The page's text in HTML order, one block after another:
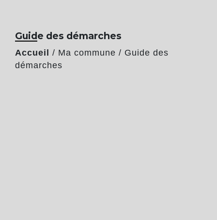
Guide des démarches
Accueil / Ma commune / Guide des
démarches